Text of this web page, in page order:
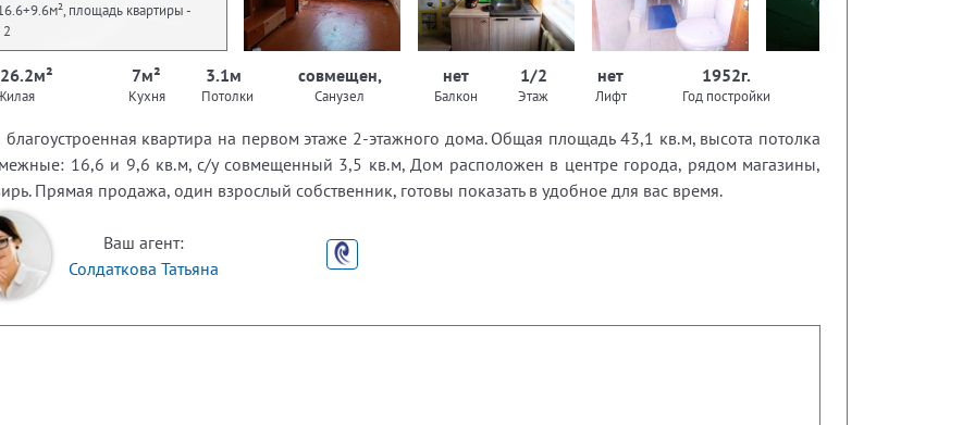
площадь квартиры -
7м²
Кухня
3.1м
Потолки
совмещен,
Санузел
нет
Балкон
1/2
Этаж
нет
Лифт
1952г.
Год постройки
квартира на первом этаже 2-этажного дома. Общая площадь 43,1 кв.м, высота потолка
16,6 и 9,6 кв.м, с/у совмещенный 3,5 кв.м, Дом расположен в центре города, рядом магазины,
Прямая продажа, один взрослый собственник, готовы показать в удобное для вас время.
Ваш агент:
Солдаткова Татьяна